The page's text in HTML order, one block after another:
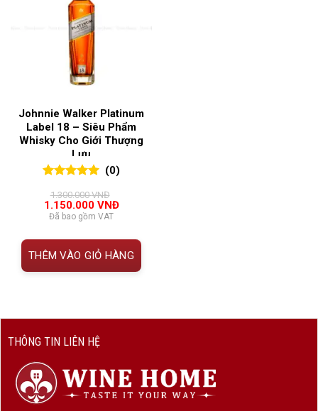
Johnnie Walker Platinum
Label 18 – Siêu Phẩm
Whisky Cho Giới Thượng
Lưu
đánh giá
(0)
1.300.000VNĐ
Giá
gốc
1.300.000 VNĐ.
1.150.000 VNĐGiá
là:
1.150.000 VNĐ.
Đã bao gồm VAT
THÊM VÀO GIỎ HÀNG
THÔNG TIN LIÊN HỆ